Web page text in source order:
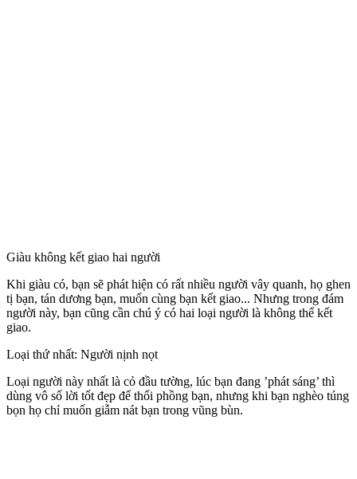
Giàu không kết giao hai người
Khi giàu có, bạn sẽ phát hiện có rất nhiều người vây quanh, họ ghen
tị bạn, tán dương bạn, muốn cùng bạn kết giao... Nhưng trong đám
người này, bạn cũng cần chú ý có hai loại người là không thể kết
giao.
Loại thứ nhất: Người nịnh nọt
Loại người này nhất là cỏ đầu tường, lúc bạn đang ’phát sáng’ thì
dùng vô số lời tốt đẹp để thổi phồng bạn, nhưng khi bạn nghèo túng
bọn họ chỉ muốn giẫm nát bạn trong vũng bùn.